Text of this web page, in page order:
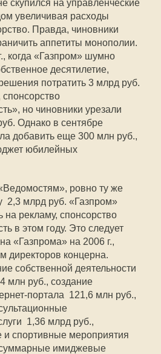
скупился на управленческие
увеличивая расходы
Правда, чиновники
аппетиты монополии.
когда «Газпром» шумно
десятилетие,
потратить 3 млрд руб.
спонсорство
но чиновники урезали
Однако в сентябре
добавить еще 300 млн руб.,
юбилейных
ровно ту же
2,3 млрд руб. «Газпром»
на рекламу, спонсорство
в этом году. Это следует
«Газпрома» на 2006 г.,
директоров концерна.
собственной деятельности
млн руб., создание
портала  121,6 млн руб.,
 1,36 млрд руб.,
спортивные мероприятия 
имиджевые